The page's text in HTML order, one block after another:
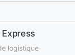
Express
logistique